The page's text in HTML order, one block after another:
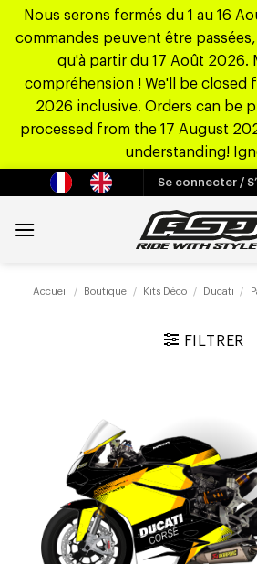
Nous serons fermés du 1 au 16
commandes peuvent être
qu'à partir du 17 Août 2026.
compréhension ! We'll be closed
2026 inclusive. Orders can be
processed from the 17 August
understanding!
contenu
Se connecter /
Accueil / Boutique / Kits Déco / Ducati /
FILTRER